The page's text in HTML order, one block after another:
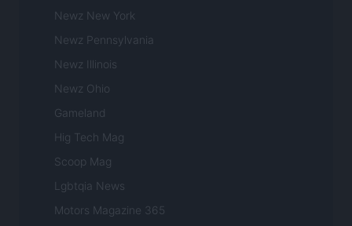
Newz New York
Newz Pennsylvania
Newz Illinois
Newz Ohio
Gameland
Hig Tech Mag
Scoop Mag
Lgbtqia News
Motors Magazine 365